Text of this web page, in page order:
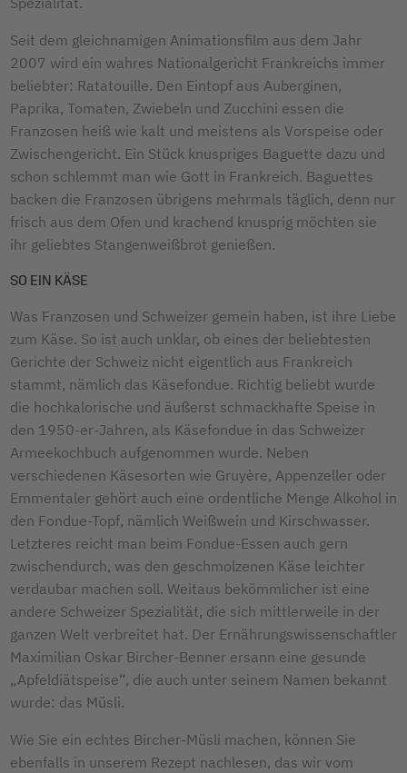
Seit dem gleichnamigen Animationsfilm aus dem Jahr
2007 wird ein wahres Nationalgericht Frankreichs immer
beliebter: Ratatouille. Den Eintopf aus Auberginen,
Paprika, Tomaten, Zwiebeln und Zucchini essen die
Franzosen heiß wie kalt und meistens als Vorspeise oder
Zwischengericht. Ein Stück knuspriges Baguette dazu und
schon schlemmt man wie Gott in Frankreich. Baguettes
backen die Franzosen übrigens mehrmals täglich, denn nur
frisch aus dem Ofen und krachend knusprig möchten sie
ihr geliebtes Stangenweißbrot genießen.
SO EIN KÄSE
Was Franzosen und Schweizer gemein haben, ist ihre Liebe
zum Käse. So ist auch unklar, ob eines der beliebtesten
Gerichte der Schweiz nicht eigentlich aus Frankreich
stammt, nämlich das Käsefondue. Richtig beliebt wurde
die hochkalorische und äußerst schmackhafte Speise in
den 1950-er-Jahren, als Käsefondue in das Schweizer
Armeekochbuch aufgenommen wurde. Neben
verschiedenen Käsesorten wie Gruyère, Appenzeller oder
Emmentaler gehört auch eine ordentliche Menge Alkohol in
den Fondue-Topf, nämlich Weißwein und Kirschwasser.
Letzteres reicht man beim Fondue-Essen auch gern
zwischendurch, was den geschmolzenen Käse leichter
verdaubar machen soll. Weitaus bekömmlicher ist eine
andere Schweizer Spezialität, die sich mittlerweile in der
ganzen Welt verbreitet hat. Der Ernährungswissenschaftler
Maximilian Oskar Bircher-Benner ersann eine gesunde
„Apfeldiätspeise“, die auch unter seinem Namen bekannt
wurde: das Müsli.
Wie Sie ein echtes Bircher-Müsli machen, können Sie
ebenfalls in unserem Rezept nachlesen, das wir vom